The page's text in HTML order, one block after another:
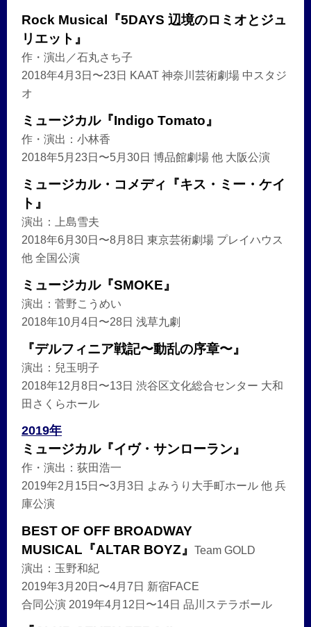
Rock Musical『5DAYS 辺境のロミオとジュ
リエット』
作・演出／石丸さち子
2018年4月3日〜23日 KAAT 神奈川芸術劇場 中スタジ
オ
ミュージカル『Indigo Tomato』
作・演出：小林香
2018年5月23日〜5月30日 博品館劇場 他 大阪公演
ミュージカル・コメディ『キス・ミー・ケイ
ト』
演出：上島雪夫
2018年6月30日〜8月8日 東京芸術劇場 プレイハウス
他 全国公演
ミュージカル『SMOKE』
演出：菅野こうめい
2018年10月4日〜28日 浅草九劇
『デルフィニア戦記〜動乱の序章〜』
演出：兒玉明子
2018年12月8日〜13日 渋谷区文化総合センター 大和
田さくらホール
2019年
ミュージカル『イヴ・サンローラン』
作・演出：荻田浩一
2019年2月15日〜3月3日 よみうり大手町ホール 他 兵
庫公演
BEST OF OFF BROADWAY
MUSICAL『ALTAR BOYZ』 Team GOLD
演出：玉野和紀
2019年3月20日〜4月7日 新宿FACE
合同公演 2019年4月12日〜14日 品川ステラボール